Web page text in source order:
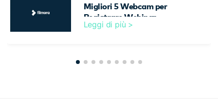
Migliori 5 Webcam per
Registrare Webinar
Leggi di più >